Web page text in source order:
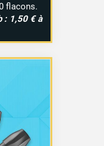
flacons.
: 1,50 € à